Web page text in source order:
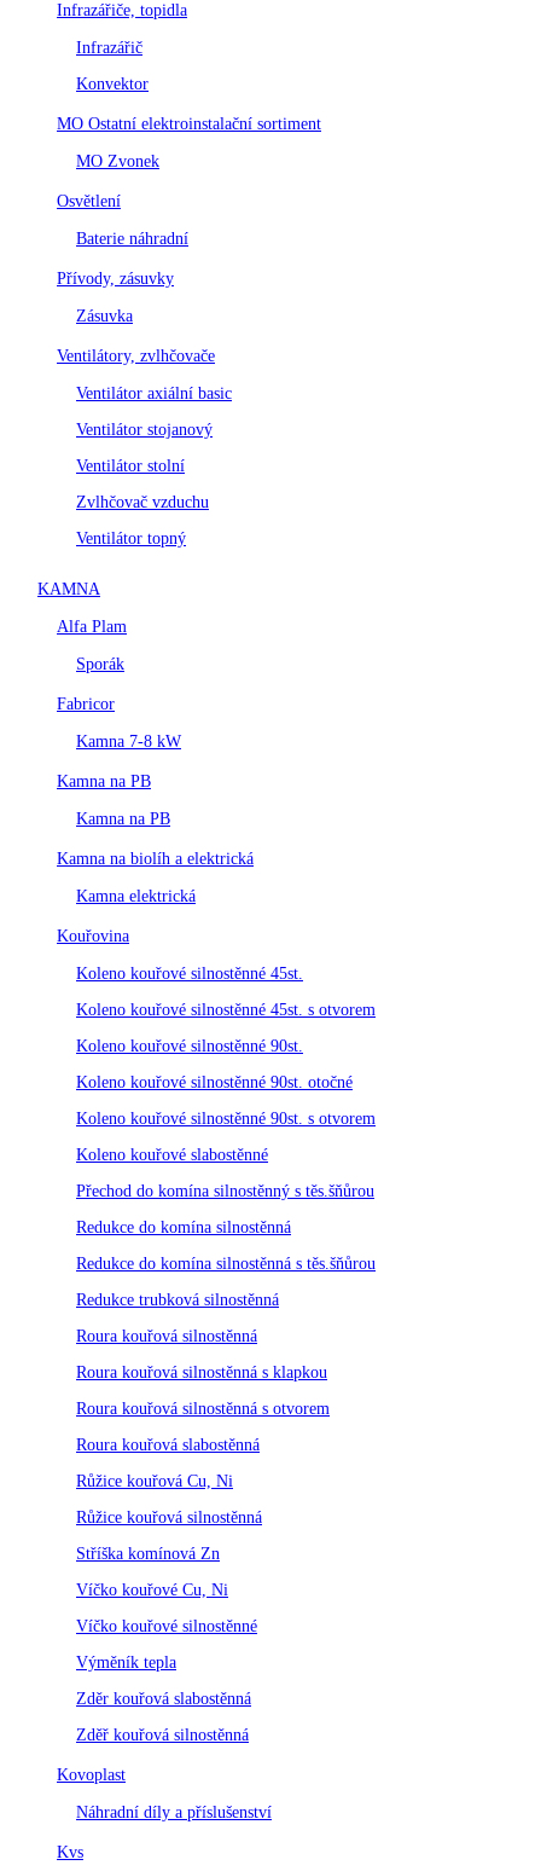
Infrazářiče, topidla
Infrazářič
Konvektor
MO Ostatní elektroinstalační sortiment
MO Zvonek
Osvětlení
Baterie náhradní
Přívody, zásuvky
Zásuvka
Ventilátory, zvlhčovače
Ventilátor axiální basic
Ventilátor stojanový
Ventilátor stolní
Zvlhčovač vzduchu
Ventilátor topný
KAMNA
Alfa Plam
Sporák
Fabricor
Kamna 7-8 kW
Kamna na PB
Kamna na PB
Kamna na biolíh a elektrická
Kamna elektrická
Kouřovina
Koleno kouřové silnostěnné 45st.
Koleno kouřové silnostěnné 45st. s otvorem
Koleno kouřové silnostěnné 90st.
Koleno kouřové silnostěnné 90st. otočné
Koleno kouřové silnostěnné 90st. s otvorem
Koleno kouřové slabostěnné
Přechod do komína silnostěnný s těs.šňůrou
Redukce do komína silnostěnná
Redukce do komína silnostěnná s těs.šňůrou
Redukce trubková silnostěnná
Roura kouřová silnostěnná
Roura kouřová silnostěnná s klapkou
Roura kouřová silnostěnná s otvorem
Roura kouřová slabostěnná
Růžice kouřová Cu, Ni
Růžice kouřová silnostěnná
Stříška komínová Zn
Víčko kouřové Cu, Ni
Víčko kouřové silnostěnné
Výměník tepla
Zděr kouřová slabostěnná
Zděř kouřová silnostěnná
Kovoplast
Náhradní díly a příslušenství
Kvs